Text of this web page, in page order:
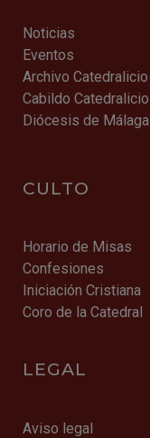
Noticias
Eventos
Archivo Catedralicio
Cabildo Catedralicio
Diócesis de Málaga
CULTO
Horario de Misas
Confesiones
Iniciación Cristiana
Coro de la Catedral
LEGAL
Aviso legal